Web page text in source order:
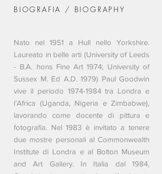
BIOGRAFIA / BIOGRAPHY
Nato nel 1951 a Hull nello Yorkshire.
Laureato in belle arti (University of Leeds
- B.A. hons Fine Art 1974; University of
Sussex M. Ed A.D. 1979) Paul Goodwin
vive il periodo 1974-1984tra Londra e
l’Africa (Uganda, Nigeria e Zimbabwe),
lavorando come docente di pittura e
fotografia. Nel 1983 è invitato a tenere
due mostre personali al Commonwealth
Institute di Londra e al Bolton Museum
and Art Gallery. In Italia dal 1984,